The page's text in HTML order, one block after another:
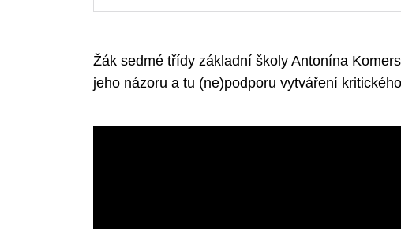
Žák sedmé třídy základní školy Antonína
jeho názoru a tu (ne)podporu vytváření